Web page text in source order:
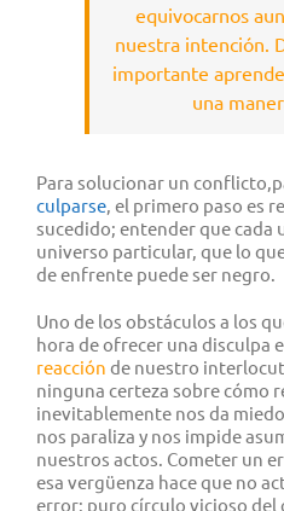
equivocarnos
nuestra intención.
importante
una
Para solucionar un
culparse , el primero paso es
sucedido; entender que cada
universo particular, que lo
de enfrente puede ser negro.
Uno de los obstáculos a los
hora de ofrecer una disculpa
reacción de nuestro
ninguna certeza sobre cómo
inevitablemente nos da
nos paraliza y nos impide
nuestros actos. Cometer un
esa vergüenza hace que no
error: puro círculo vicioso del